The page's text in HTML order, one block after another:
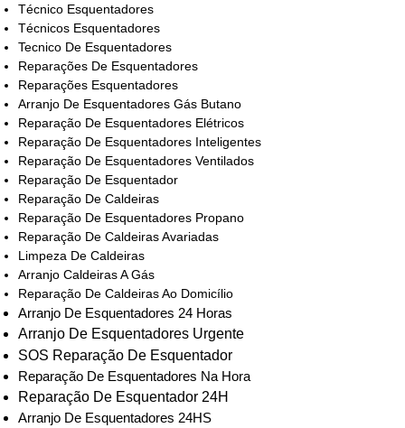
Técnico Esquentadores
Técnicos Esquentadores
Tecnico De Esquentadores
Reparações De Esquentadores
Reparações Esquentadores
Arranjo De Esquentadores Gás Butano
Reparação De Esquentadores Elétricos
Reparação De Esquentadores Inteligentes
Reparação De Esquentadores Ventilados
Reparação De Esquentador
Reparação De Caldeiras
Reparação De Esquentadores Propano
Reparação De Caldeiras Avariadas
Limpeza De Caldeiras
Arranjo Caldeiras A Gás
Reparação De Caldeiras Ao Domicílio
Arranjo De Esquentadores 24 Horas
Arranjo De Esquentadores Urgente
SOS Reparação De Esquentador
Reparação De Esquentadores Na Hora
Reparação De Esquentador 24H
Arranjo De Esquentadores 24HS